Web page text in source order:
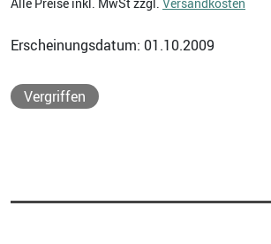
Erscheinungsdatum: 01.10.2009
Vergriffen